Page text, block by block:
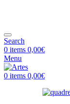
Search
0 items 0,00€
Menu
0 items 0,00€